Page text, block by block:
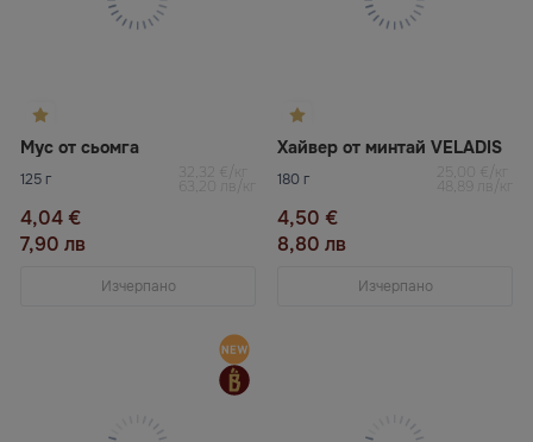
Мус от сьомга
125 г 32,32 €/кг
63,20 лв/кг
4,04 €
7,90 лв
Изчерпано
Хайвер от минтай VELADIS
180 г 25,00 €/кг
48,89 лв/кг
4,50 €
8,80 лв
Изчерпано